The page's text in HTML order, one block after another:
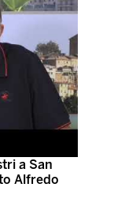
a San
Alfredo